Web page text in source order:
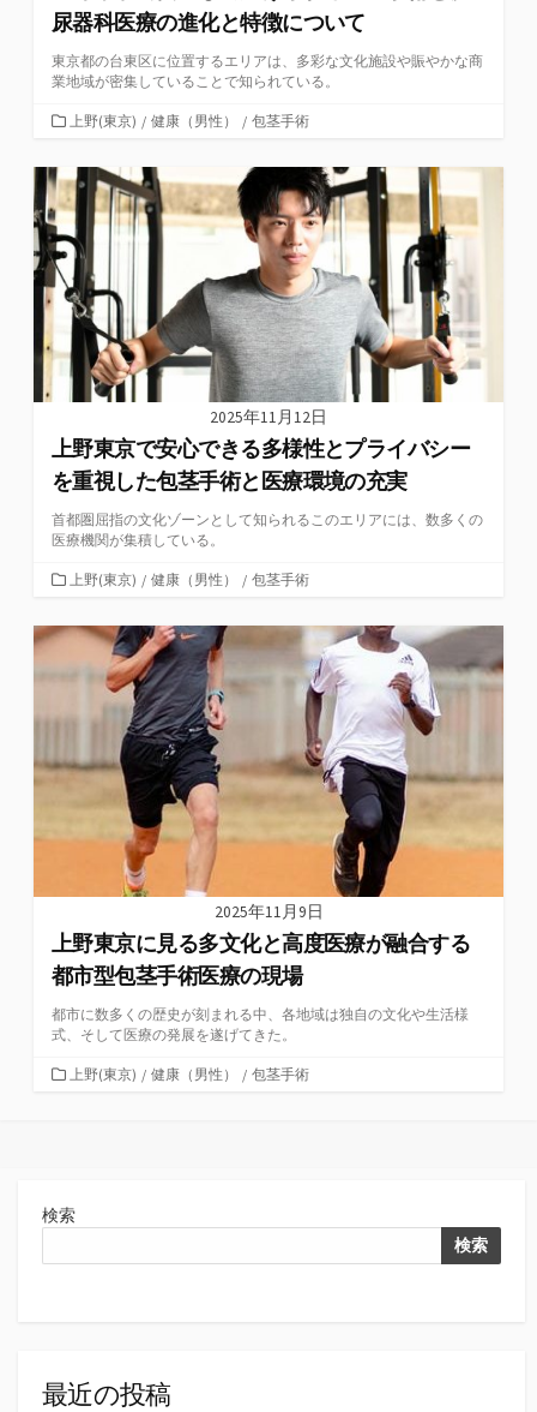
尿器科医療の進化と特徴について
東京都の台東区に位置するエリアは、多彩な文化施設や賑やかな商
業地域が密集していることで知られている。
カ
ゴ
リ
ー
上野(東京) / 健康（男性） / 包茎手術
2025年11月12日
上野東京で安心できる多様性とプライバシー
を重視した包茎手術と医療環境の充実
首都圏屈指の文化ゾーンとして知られるこのエリアには、数多くの
医療機関が集積している。
カ
ゴ
ー
上野(東京) / 健康（男性） / 包茎手術
2025年11月9日
上野東京に見る多文化と高度医療が融合する
都市型包茎手術医療の現場
都市に数多くの歴史が刻まれる中、各地域は独自の文化や生活様
式、そして医療の発展を遂げてきた。
カ上野(東京) / 健康（男性） / 包茎手術
検索
検索
最近の投稿